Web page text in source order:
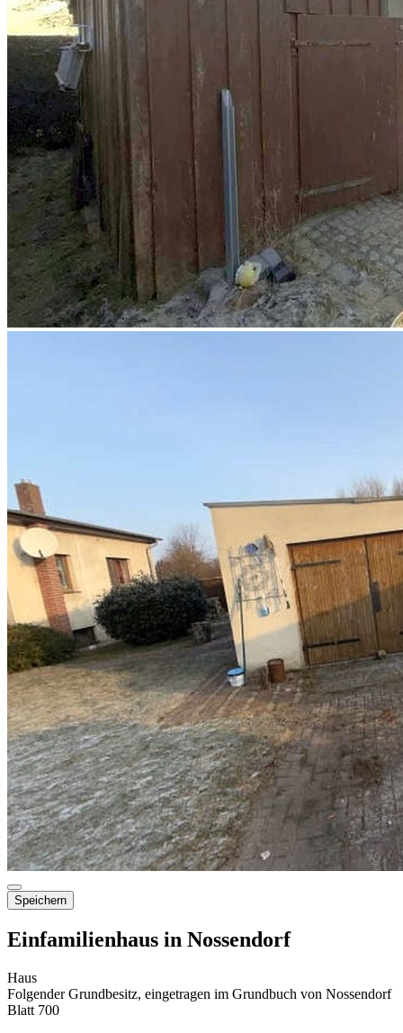
Speichern
Einfamilienhaus in Nossendorf
Haus
Folgender Grundbesitz, eingetragen im Grundbuch von Nossendorf
Blatt 700